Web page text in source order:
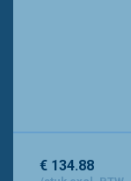
€ 134.88